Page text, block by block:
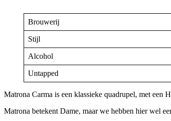
Brouwerij
Stijl
Alcohol
Untapped
Matrona Carma is een klassieke quadrupel, met een
Matrona betekent Dame, maar we hebben hier wel